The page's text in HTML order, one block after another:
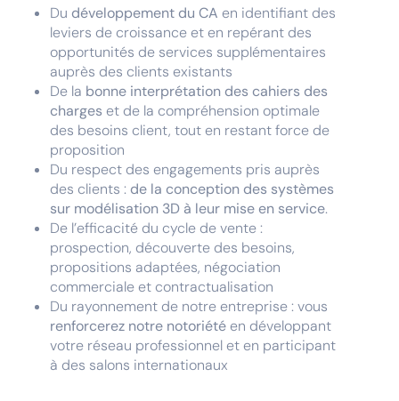
Du développement du CA en identifiant des
leviers de croissance et en repérant des
opportunités de services supplémentaires
auprès des clients existants
De la bonne interprétation des cahiers des
charges et de la compréhension optimale
des besoins client, tout en restant force de
proposition
Du respect des engagements pris auprès
des clients : de la conception des systèmes
sur modélisation 3D à leur mise en service.
De l’efficacité du cycle de vente :
prospection, découverte des besoins,
propositions adaptées, négociation
commerciale et contractualisation
Du rayonnement de notre entreprise : vous
renforcerez notre notoriété en développant
votre réseau professionnel et en participant
à des salons internationaux